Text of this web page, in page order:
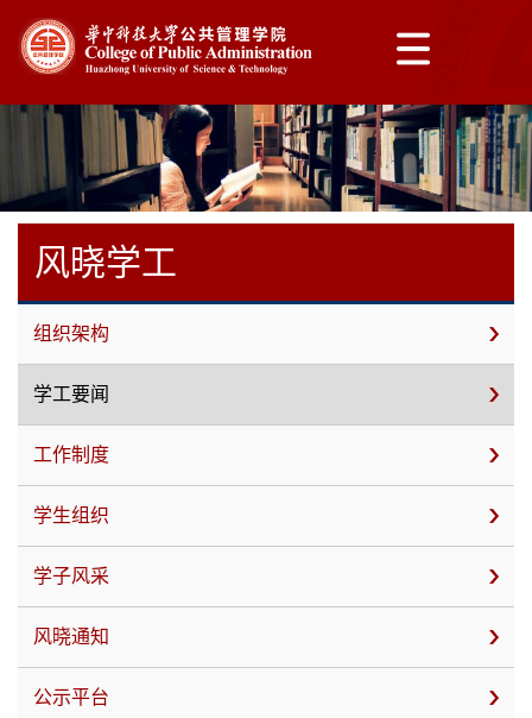
风晓学工
组织架构
学工要闻
工作制度
学生组织
学子风采
风晓通知
公示平台